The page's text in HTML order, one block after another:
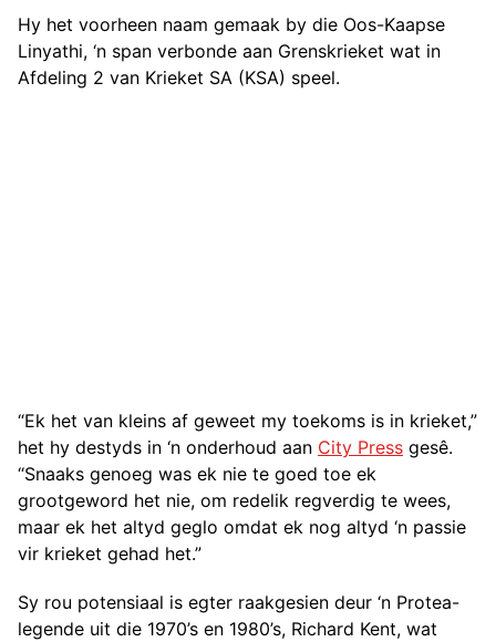
Hy het voorheen naam gemaak by die Oos-Kaapse
Linyathi, ‘n span verbonde aan Grenskrieket wat in
Afdeling 2 van Krieket SA (KSA) speel.
“Ek het van kleins af geweet my toekoms is in krieket,”
het hy destyds in ‘n onderhoud aan City Press gesê.
“Snaaks genoeg was ek nie te goed toe ek
grootgeword het nie, om redelik regverdig te wees,
maar ek het altyd geglo omdat ek nog altyd ‘n passie
vir krieket gehad het.”
Sy rou potensiaal is egter raakgesien deur ‘n Protea-
legende uit die 1970’s en 1980’s, Richard Kent, wat